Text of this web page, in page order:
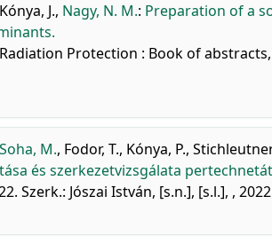
Kónya, J., Nagy, N. M.: Preparation of a
Protection : Book of
Soha, M., Fodor, T., Kónya, P.,
és szerkezetvizsgálata
Szerk.: Jószai István, [s.n.], [s.l.], ,